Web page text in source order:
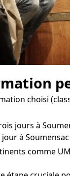
choisi
jours à
à Soumensac
comme